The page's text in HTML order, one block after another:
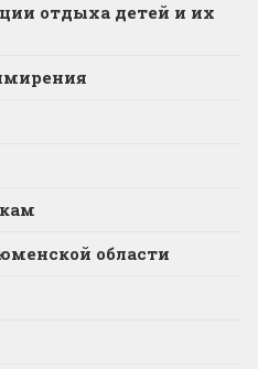
отдыха детей и их
области